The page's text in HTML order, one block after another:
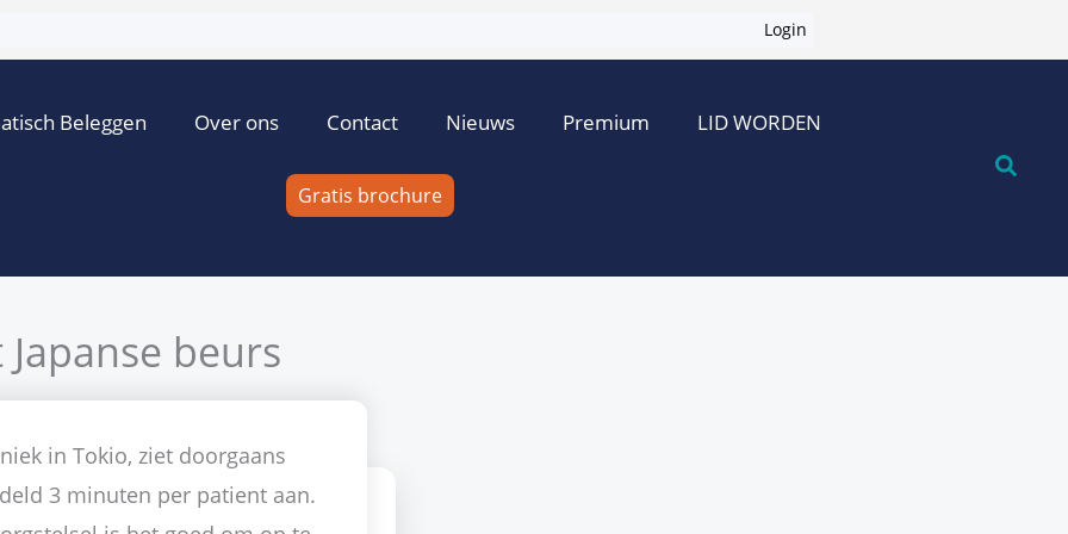
Login
Beleggen Over ons Contact Nieuws Premium LID WORDEN
Gratis brochure
beurs
in Tokio, ziet doorgaans
3 minuten per patient aan.